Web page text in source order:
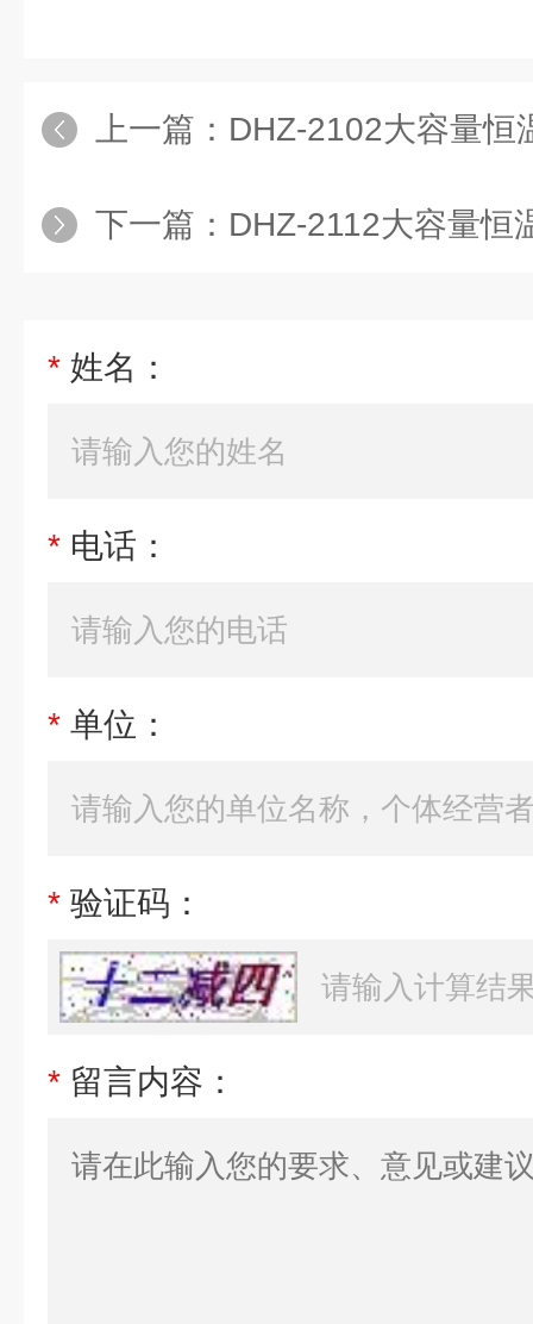
上一篇： DHZ-2102大容量恒温振荡
下一篇： DHZ-2112大容量恒温振荡
* 姓名：
* 电话：
* 单位：
* 验证码：
* 留言内容：